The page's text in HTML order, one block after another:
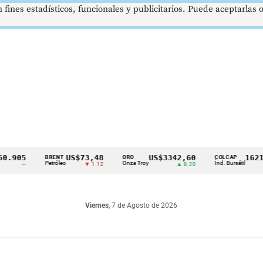
BRENT
Petróleo
US$73,48
▼ 1.12
ORO
Onza Troy
US$3342,60 COLCAP
Índ. Bursátil
1621,34
Viernes, 7 de Agosto de 2026
estadísticos, funcionales y publicitarios. Puede aceptarlas